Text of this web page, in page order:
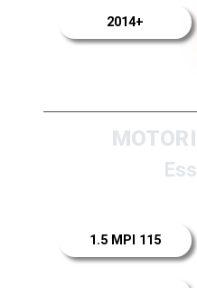
2014+
1.5 MPI 115